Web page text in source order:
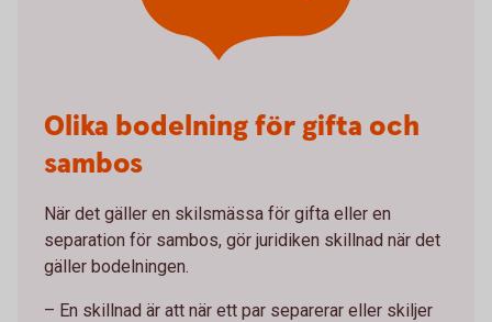
Olika bodelning för gifta och
sambos
När det gäller en skilsmässa för gifta eller en
separation för sambos, gör juridiken skillnad när det
gäller bodelningen.
– En skillnad är att när ett par separerar eller skiljer